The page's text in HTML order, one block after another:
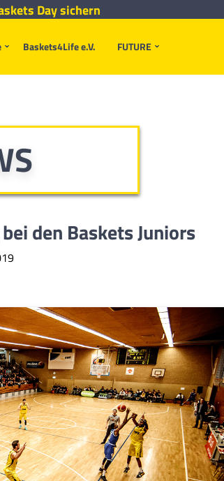
Baskets4Life e.V. FUTURE
Day sichern
den Baskets Juniors